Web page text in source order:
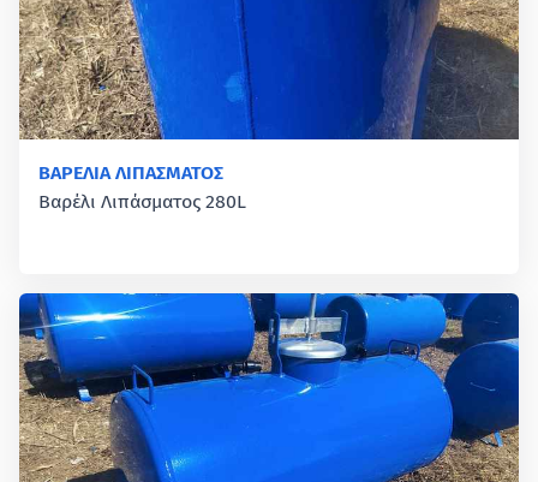
ΒΑΡΕΛΙΑ ΛΙΠΑΣΜΑΤΟΣ
Βαρέλι Λιπάσματος 280L